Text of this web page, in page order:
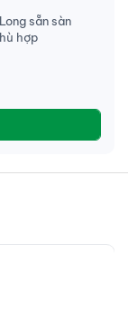
sẵn sàn
hợp